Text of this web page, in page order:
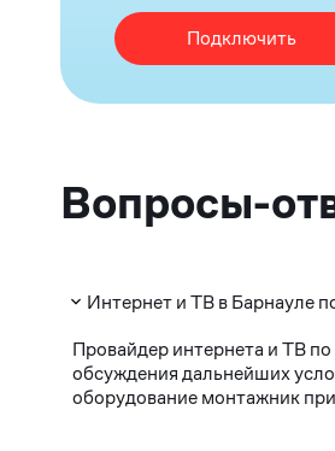
Подключить
Вопросы-
Интернет и ТВ в Барнауле
Провайдер интернета и ТВ
обсуждения дальнейших
оборудование монтажник